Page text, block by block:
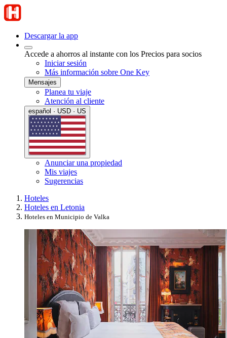
Descargar la app
Accede a ahorros al instante con los Precios para socios
Iniciar sesión
Más información sobre One Key
Mensajes
Planea tu viaje
Atención al cliente
español · USD · US
Anunciar una propiedad
Mis viajes
Sugerencias
Hoteles
Hoteles en Letonia
Hoteles en Municipio de Valka